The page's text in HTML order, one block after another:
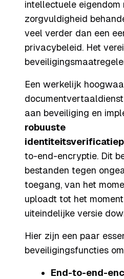
intellectuele eigendom
zorgvuldigheid
veel verder dan een
privacybeleid. Het
Een werkelijk
aan beveiliging en
robuuste
to-end-encryptie. Dit
bestanden tegen
toegang, van het
uploadt tot het
uiteindelijke versie
Hier zijn een paar
beveiligingsfuncties
End-to-end-